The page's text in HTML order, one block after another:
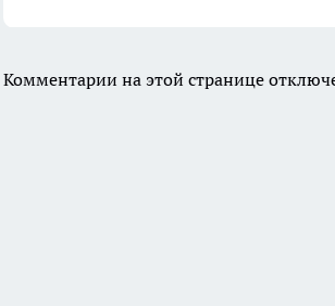
Комментарии на этой странице